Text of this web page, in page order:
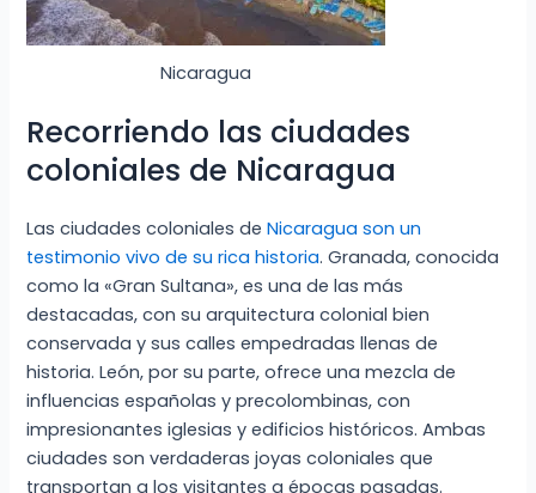
Nicaragua
Recorriendo las ciudades
coloniales de Nicaragua
Las ciudades coloniales deNicaragua son un
testimonio vivo de su rica historia. Granada, conocida
como la «Gran Sultana», es una de las más
destacadas, con su arquitectura colonial bien
conservada y sus calles empedradas llenas de
historia. León, por su parte, ofrece una mezcla de
influencias españolas y precolombinas, con
impresionantes iglesias y edificios históricos. Ambas
ciudades son verdaderas joyas coloniales que
transportan a los visitantes a épocas pasadas.